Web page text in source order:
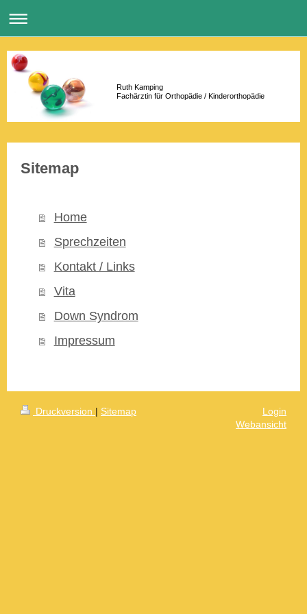
Ruth Kamping
Fachärztin für Orthopädie / Kinderorthopädie
Sitemap
Home
Sprechzeiten
Kontakt / Links
Vita
Down Syndrom
Impressum
Druckversion | Sitemap
Login
Webansicht